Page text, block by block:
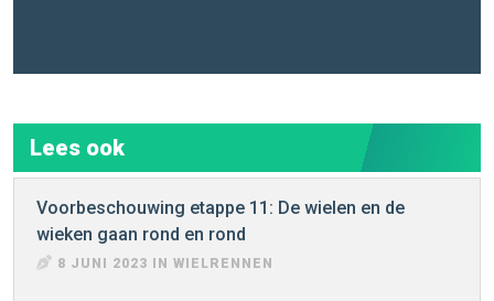
Lees ook
Voorbeschouwing etappe 11: De wielen en de
wieken gaan rond en rond
8 JUNI 2023 IN WIELRENNEN